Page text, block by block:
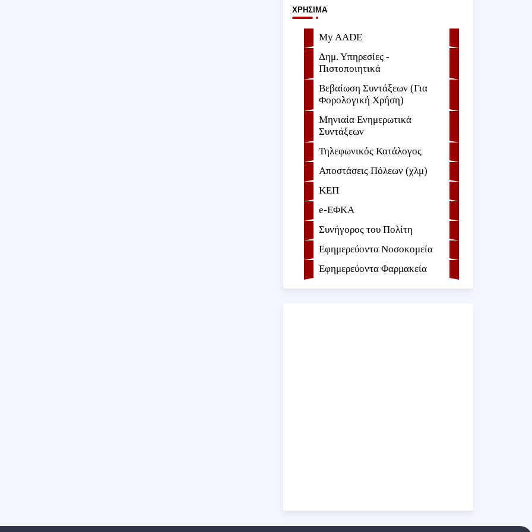
ΧΡΉΣΙΜΑ
My AADE
Δημ. Υπηρεσίες -
Πιστοποιητικά
Βεβαίωση Συντάξεων (Για
Φορολογική Χρήση)
Μηνιαία Ενημερωτικά
Συντάξεων
Τηλεφωνικός Κατάλογος
Αποστάσεις Πόλεων (χλμ)
ΚΕΠ
e-ΕΦKA
Συνήγορος του Πολίτη
Εφημερεύοντα Νοσοκομεία
Εφημερεύοντα Φαρμακεία